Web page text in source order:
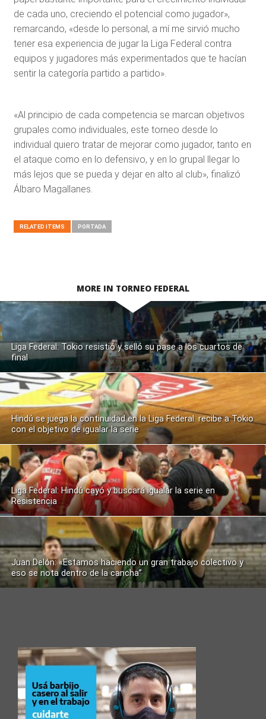
de cada uno, creciendo el potencial como jugador»,
remarcando, «desde lo personal, a mí me sirvió mucho
tener esa experiencia de jugar la Liga Federal contra
equipos y jugadores más experimentados que te hacían
sentir la categoría partido a partido».
«Al principio de cada competencia se marcan objetivos
grupales como individuales, este torneo desde lo
individual quiero tratar de mejorar como jugador, tanto en
el ataque como en lo defensivo, y en lo grupal llegar lo
más lejos que se pueda y dejar en alto al club», finalizó
Álbaro Magallanes.
RELATED ITEMS PORTADA
MORE IN TORNEO FEDERAL
Liga Federal: Tokio resistió y selló su pase a los cuartos de
final
Hindú se juega la continuidad en la Liga Federal: recibe a Tokio
con el objetivo de igualar la serie
Liga Federal: Hindú cayó y buscará igualar la serie en
Resistencia
Juan Delón: «Estamos haciendo un gran trabajo colectivo y
eso se nota dentro de la cancha”